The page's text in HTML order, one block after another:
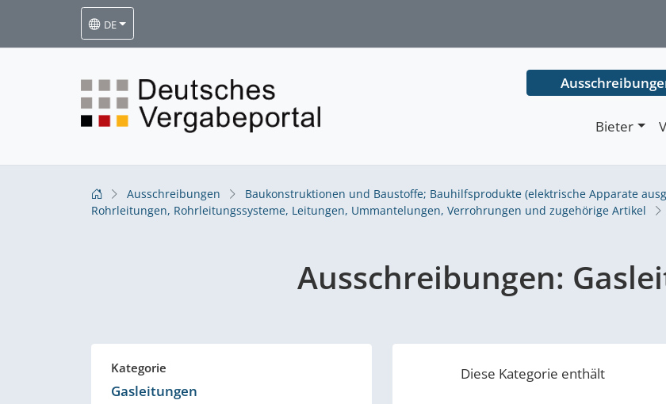
DE
Bieter
Ausschreibungen Baukonstruktionen und Baustoffe; Bauhilfsprodukte (elektrische Apparate
Rohrleitungen, Rohrleitungssysteme, Leitungen, Ummantelungen, Verrohrungen und zugehörige Artikel
Ausschreibungen:
Kategorie
Gasleitungen
Diese Kategorie enthält